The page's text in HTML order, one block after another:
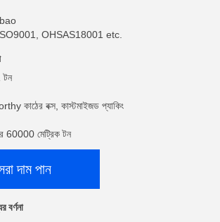
ISO9001, OHSAS18001 etc.
টন
কাঠের বক্স, কাস্টমাইজড প্যাকিং
60000 মেট্রিক টন
দাম পান
বর্ণনা